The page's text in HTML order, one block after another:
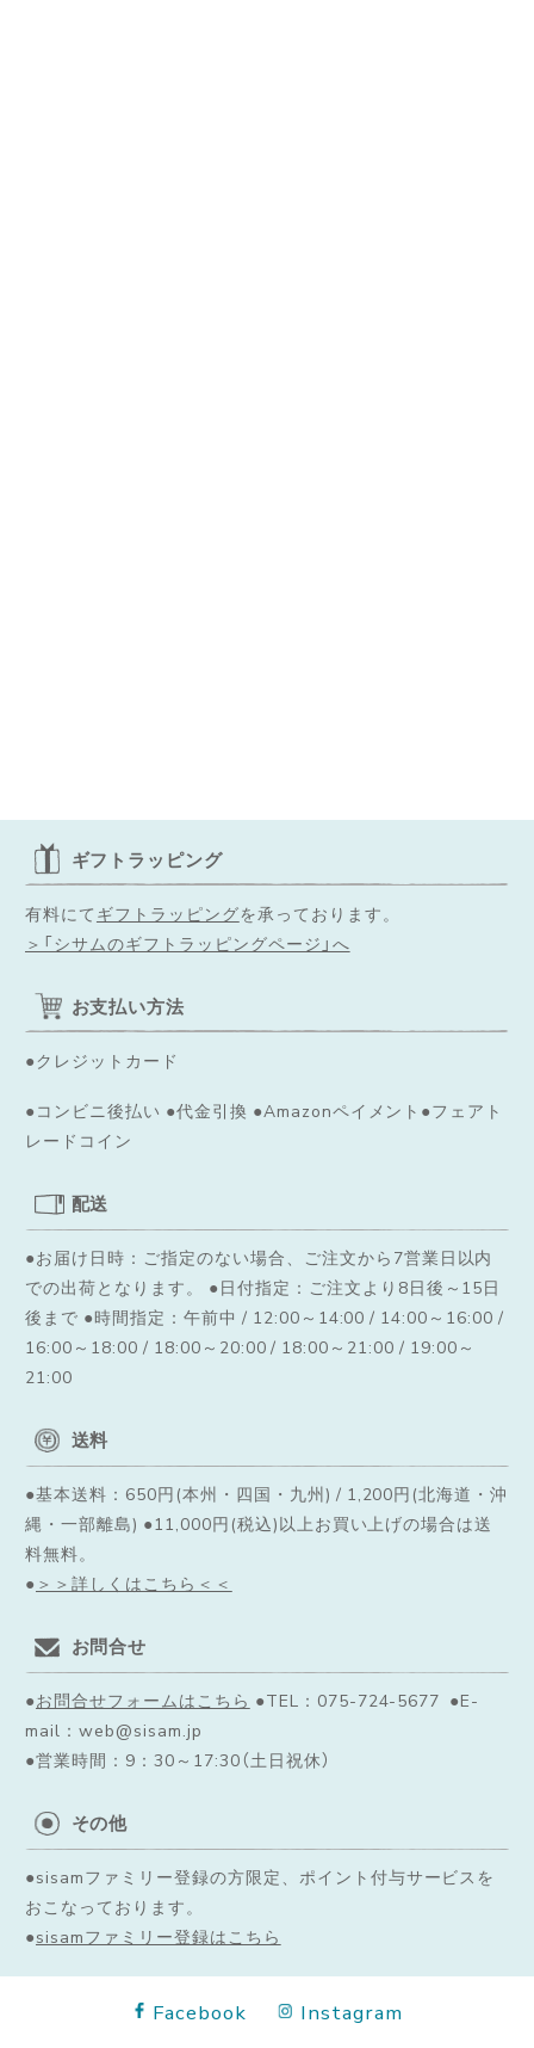
ギフトラッピング
有料にて ギフトラッピングを承っております。
＞「シサムのギフトラッピングページ」へ
お支払い方法
●クレジットカード
●コンビニ後払い ●代金引換 ●Amazonペイメント●フェアト
レードコイン
配送
●お届け日時：ご指定のない場合、ご注文から7営業日以内
での出荷となります。
●日付指定：ご注文より8日後～15日
後まで ●時間指定：午前中 / 12:00～14:00 / 14:00～16:00 /
16:00～18:00 / 18:00～20:00 / 18:00～21:00 / 19:00～
21:00
送料
●基本送料：650円(本州・四国・九州) / 1,200円(北海道・沖
縄・一部離島) ●11,000円(税込)以上お買い上げの場合は送
料無料。
● ＞＞詳しくはこちら＜＜
お問合せ
●お問合せフォームはこちら ●TEL：075-724-5677 ●E-
mail：web@sisam.jp
●営業時間：9：30～17:30（土日祝休）
その他
●sisamファミリー登録の方限定、ポイント付与サービスを
おこなっております。
●sisamファミリー登録はこちら
Facebook Instagram